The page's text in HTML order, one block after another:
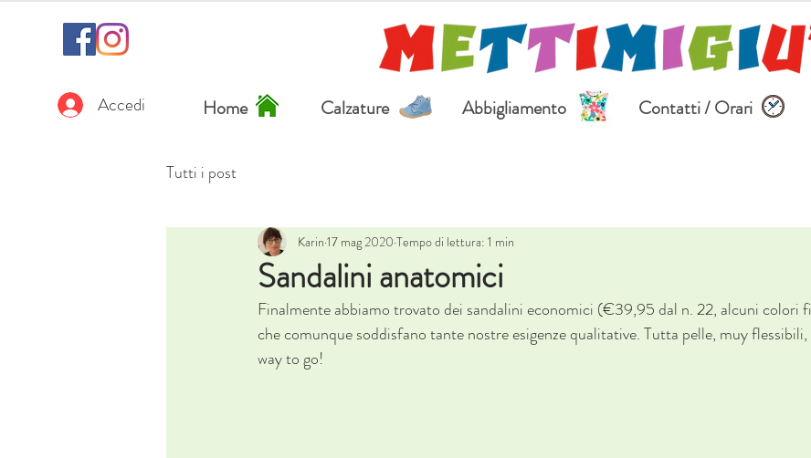
Accedi Home Calzature Abbigliamento Contatti / Orari
Tutti i post
Sandalini anatomici
Karin 17 mag 2020 Tempo di lettura: 1 min
Finalmente abbiamo trovato dei sandalini economici (€39,95 dal n. 22, alcuni colori
che comunque soddisfano tante nostre esigenze qualitative. Tutta pelle, muy
way to go!